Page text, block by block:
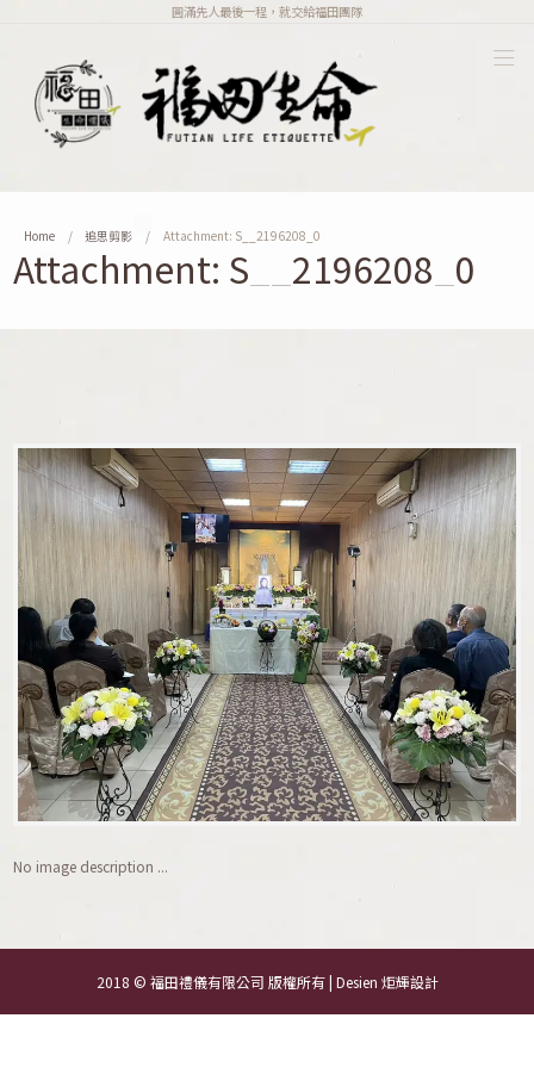
圓滿先人最後一程，就交給福田團隊
Home 追思剪影 Attachment: S__2196208_0
Attachment: S__2196208_0
No image description ...
2018 © 福田禮儀有限公司 版權所有 | Desien 炬輝設計